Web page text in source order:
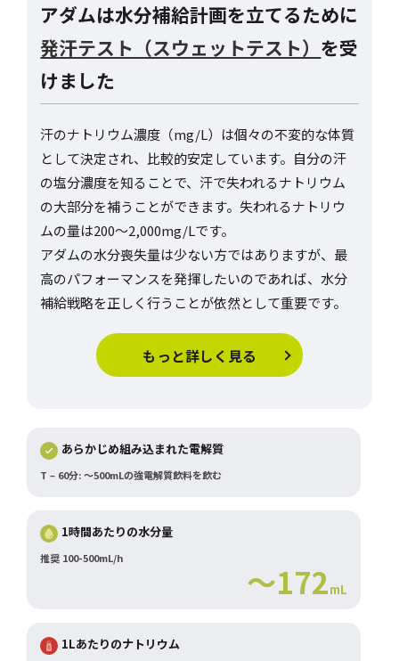
アダムは水分補給計画を立てるために
発汗テスト（スウェットテスト） を受
けました
汗のナトリウム濃度（mg/L）は個々の不変的な体質
として決定され、比較的安定しています。自分の汗
の塩分濃度を知ることで、汗で失われるナトリウム
の大部分を補うことができます。失われるナトリウ
ムの量は200～2,000mg/Lです。
アダムの水分喪失量は少ない方ではありますが、最
高のパフォーマンスを発揮したいのであれば、水分
補給戦略を正しく行うことが依然として重要です。
もっと詳しく見る
あらかじめ組み込まれた電解質
T – 60分: ～500mLの強電解質飲料を飲む
1時間あたりの水分量
推奨 100-500mL/h
～172mL
1Lあたりのナトリウム